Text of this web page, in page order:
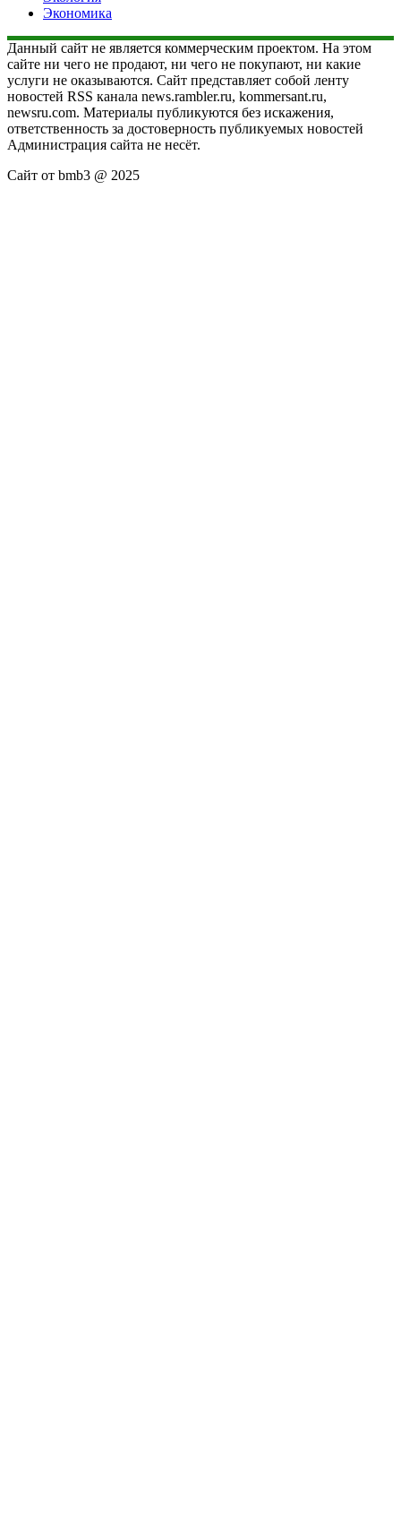
Экономика
Данный сайт не является коммерческим проектом. На этом
сайте ни чего не продают, ни чего не покупают, ни какие
услуги не оказываются. Сайт представляет собой ленту
новостей RSS канала news.rambler.ru, kommersant.ru,
newsru.com. Материалы публикуются без искажения,
ответственность за достоверность публикуемых новостей
Администрация сайта не несёт.
Сайт от bmb3 @ 2025